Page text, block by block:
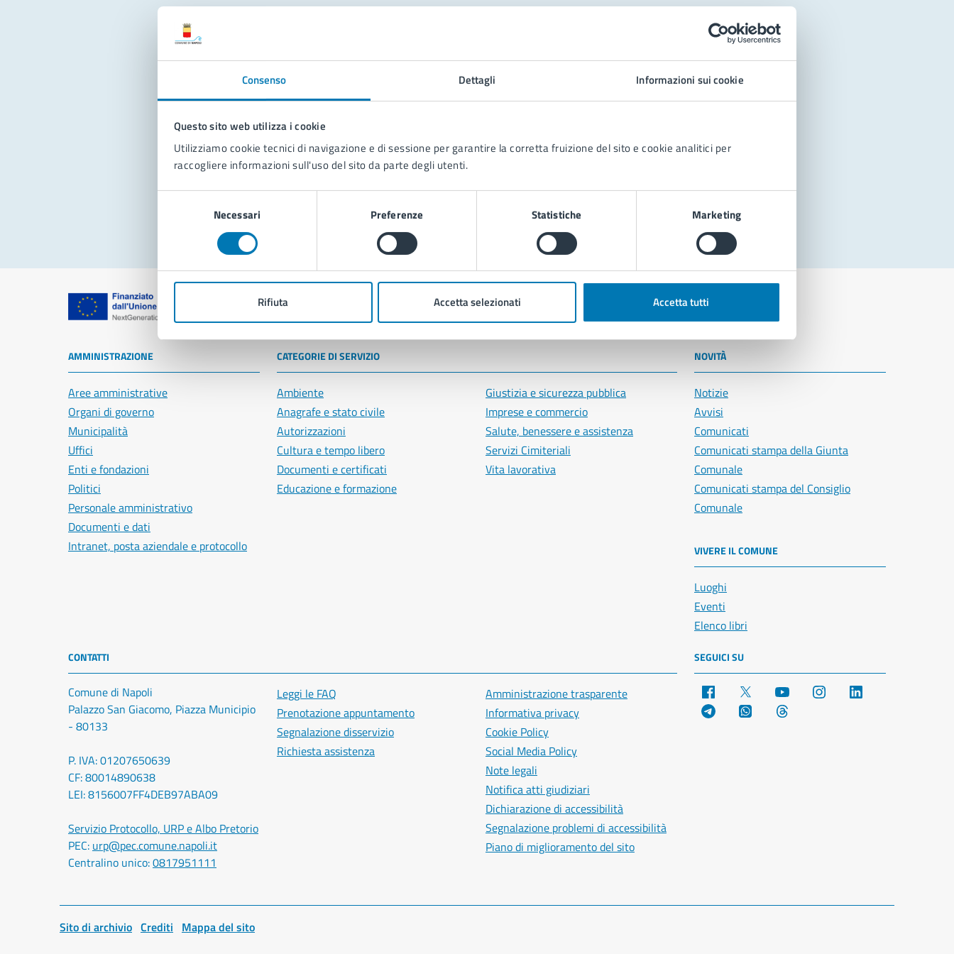
Consenso Dettagli Informazioni sui cookie
Questo sito web utilizza i cookie
Utilizziamo cookie tecnici di navigazione e di sessione per garantire la corretta fruizione del sito e cookie analitici per
raccogliere informazioni sull'uso del sito da parte degli utenti.
Necessari Preferenze Statistiche Marketing
Rifiuta Accetta selezionati Accetta tutti
Problemi in città
Segnala disservizio
Comune di Napoli
AMMINISTRAZIONE
Aree amministrative
Organi di governo
Municipalità
Uffici
Enti e fondazioni
Politici
Personale amministrativo
Documenti e dati
Intranet, posta aziendale e protocollo
CATEGORIE DI SERVIZIO
Ambiente
Anagrafe e stato civile
Autorizzazioni
Cultura e tempo libero
Documenti e certificati
Educazione e formazione
Giustizia e sicurezza pubblica
Imprese e commercio
Salute, benessere e assistenza
Servizi Cimiteriali
Vita lavorativa
NOVITÀ
Notizie
Avvisi
Comunicati
Comunicati stampa della Giunta
Comunale
Comunicati stampa del Consiglio
Comunale
VIVERE IL COMUNE
Luoghi
Eventi
Elenco libri
CONTATTI
Comune di Napoli
Palazzo San Giacomo, Piazza Municipio
- 80133
P. IVA: 01207650639
CF: 80014890638
LEI: 8156007FF4DEB97ABA09
Servizio Protocollo, URP e Albo Pretorio
PEC: urp@pec.comune.napoli.it
Centralino unico:0817951111
Leggi le FAQ
Prenotazione appuntamento
Segnalazione disservizio
Richiesta assistenza
Amministrazione trasparente
Informativa privacy
Cookie Policy
Social Media Policy
Note legali
Notifica atti giudiziari
Dichiarazione di accessibilità
Segnalazione problemi di accessibilità
Piano di miglioramento del sito
SEGUICI SU
Facebook YouTube Instagram
Telegram WhatsApp
Sito di archivio Crediti Mappa del sito